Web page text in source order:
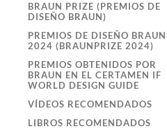
BRAUN PRIZE (PREMIOS DE
DISEÑO BRAUN)
PREMIOS DE DISEÑO BRAUN
2024 (BRAUNPRIZE 2024)
PREMIOS OBTENIDOS POR
BRAUN EN EL CERTAMEN IF
WORLD DESIGN GUIDE
VÍDEOS RECOMENDADOS
LIBROS RECOMENDADOS